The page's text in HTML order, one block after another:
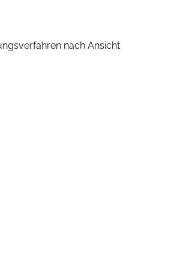
nach Ansicht